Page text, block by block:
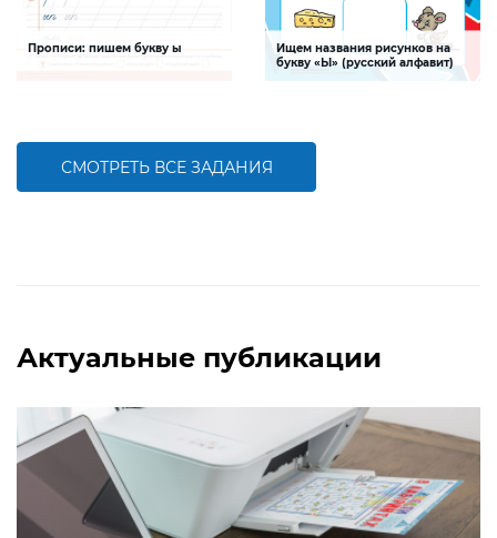
Прописи: пишем букву ы
Ищем названия рисунков на
букву «Ы» (русский алфавит)
СМОТРЕТЬ ВСЕ ЗАДАНИЯ
Актуальные публикации